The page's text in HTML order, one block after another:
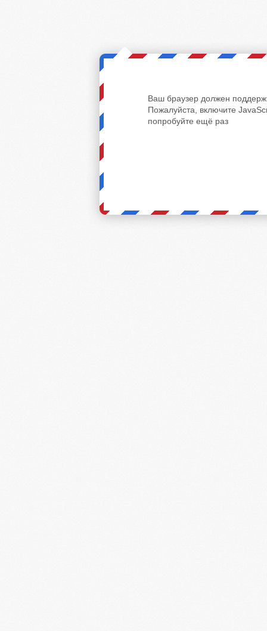
Ваш браузер должен
Пожалуйста, включите
попробуйте ещё раз